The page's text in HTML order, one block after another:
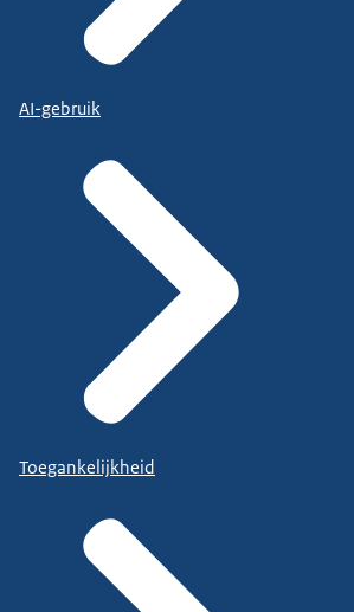
AI-gebruik
Toegankelijkheid